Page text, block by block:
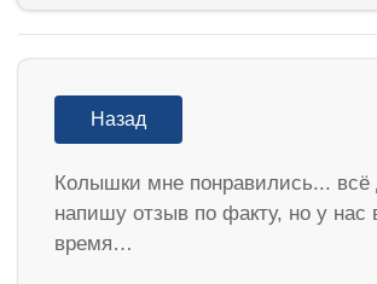
Назад
Колышки мне понравились... всё
напишу отзыв по факту, но у нас
время…